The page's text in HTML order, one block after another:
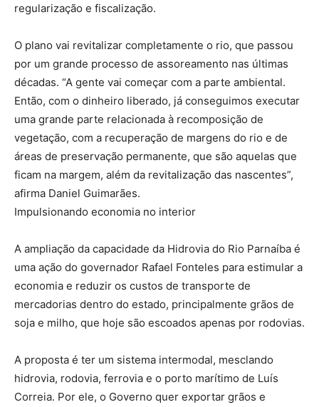
regularização e fiscalização.
O plano vai revitalizar completamente o rio, que passou
por um grande processo de assoreamento nas últimas
décadas. “A gente vai começar com a parte ambiental.
Então, com o dinheiro liberado, já conseguimos executar
uma grande parte relacionada à recomposição de
vegetação, com a recuperação de margens do rio e de
áreas de preservação permanente, que são aquelas que
ficam na margem, além da revitalização das nascentes”,
afirma Daniel Guimarães.
Impulsionando economia no interior
A ampliação da capacidade da Hidrovia do Rio Parnaíba é
uma ação do governador Rafael Fonteles para estimular a
economia e reduzir os custos de transporte de
mercadorias dentro do estado, principalmente grãos de
soja e milho, que hoje são escoados apenas por rodovias.
A proposta é ter um sistema intermodal, mesclando
hidrovia, rodovia, ferrovia e o porto marítimo de Luís
Correia. Por ele, o Governo quer exportar grãos e